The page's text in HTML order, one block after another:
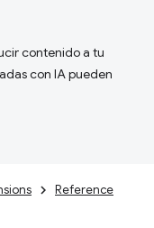
contenido a tu
con IA pueden
Reference